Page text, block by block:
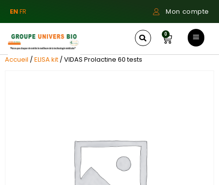
ENFR Mon compte
0
Accueil /ELISA kit / VIDAS Prolactine 60 tests